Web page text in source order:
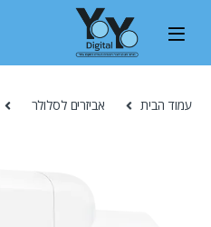
עמוד הבית אביזרים לסלולר